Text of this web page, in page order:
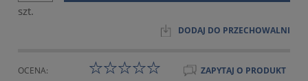
szt.
DODAJ DO PRZECHOWALNI
OCENA:
ZAPYTAJ O PRODUKT